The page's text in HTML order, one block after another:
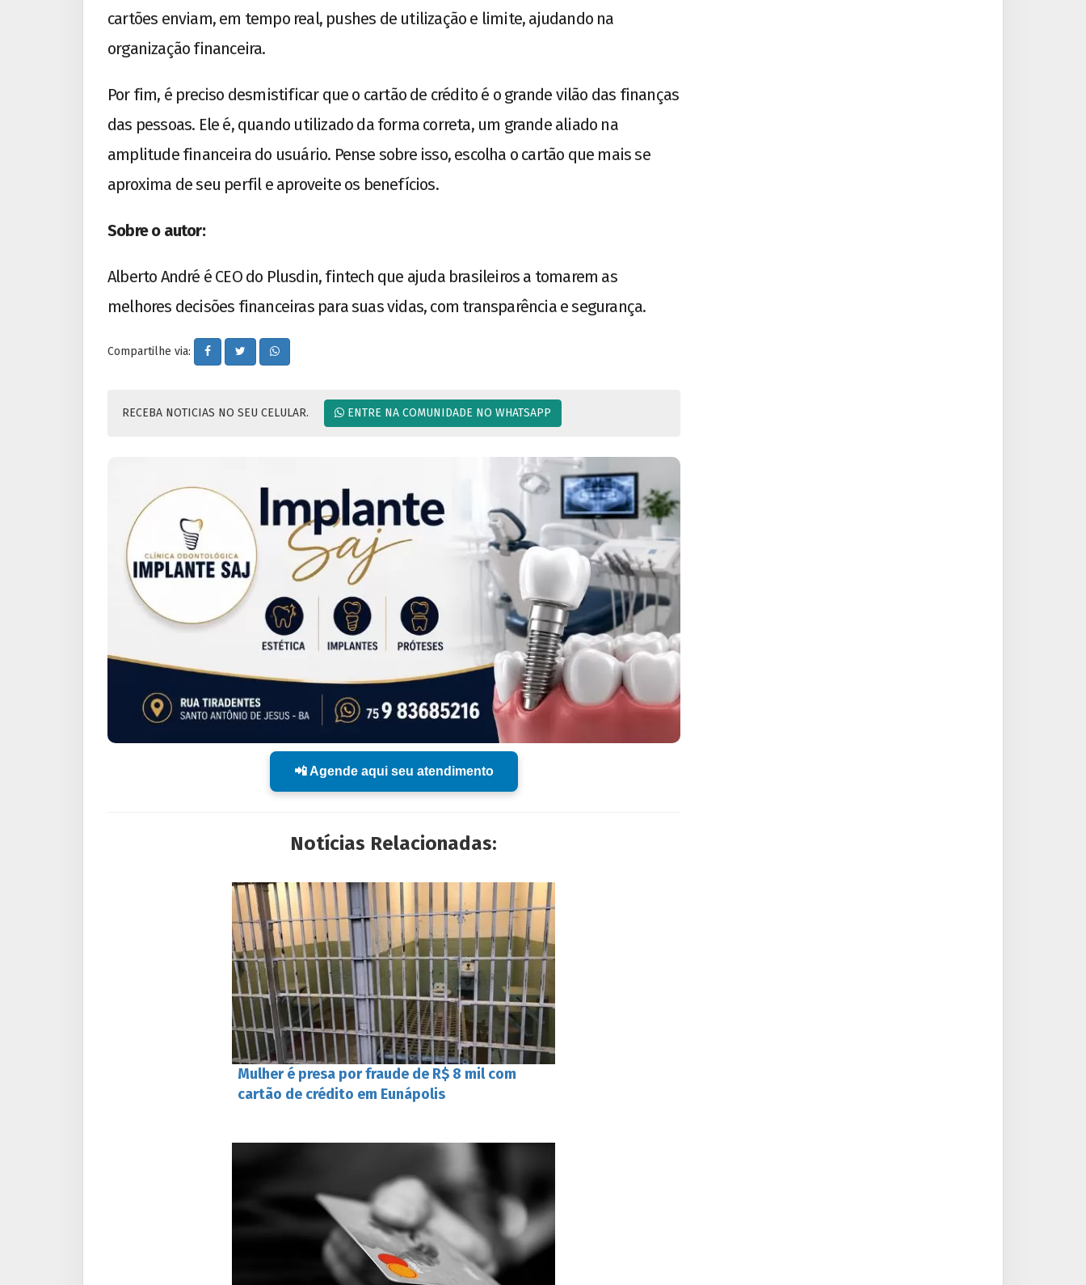
cartões enviam, em tempo real, pushes de utilização e limite, ajudando na
organização financeira.
Por fim, é preciso desmistificar que o cartão de crédito é o grande vilão das finanças
das pessoas. Ele é, quando utilizado da forma correta, um grande aliado na
amplitude financeira do usuário. Pense sobre isso, escolha o cartão que mais se
aproxima de seu perfil e aproveite os benefícios.
Sobre o autor:
Alberto André é CEO do Plusdin, fintech que ajuda brasileiros a tomarem as
melhores decisões financeiras para suas vidas, com transparência e segurança.
Compartilhe via:
RECEBA NOTICIAS NO SEU CELULAR. ENTRE NA COMUNIDADE NO WHATSAPP
📲 Agende aqui seu atendimento
Notícias Relacionadas:
Mulher é presa por fraude de R$ 8 mil com
cartão de crédito em Eunápolis